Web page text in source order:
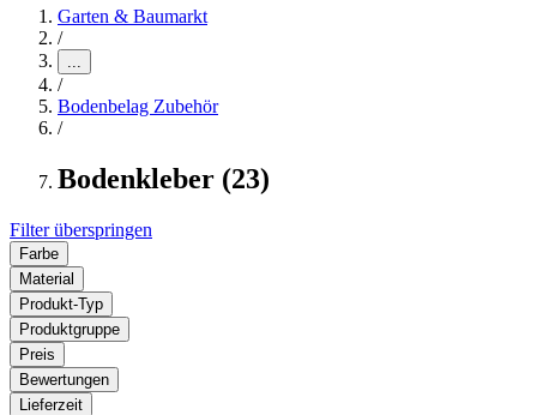
Garten & Baumarkt
/
...
/
Bodenbelag Zubehör
/
Bodenkleber (23)
Filter überspringen
Farbe
Material
Produkt-Typ
Produktgruppe
Preis
Bewertungen
Lieferzeit